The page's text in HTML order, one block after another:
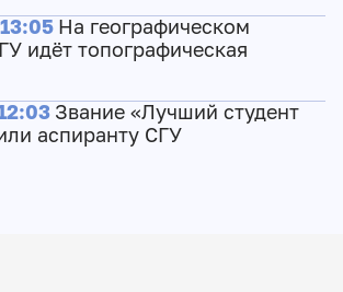
На географическом
идёт топографическая
Звание «Лучший студент
аспиранту СГУ